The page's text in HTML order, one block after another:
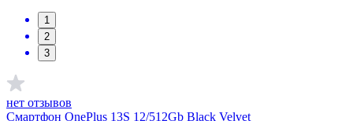
1
2
3
нет отзывов
Смартфон OnePlus 13S 12/512Gb Black Velvet